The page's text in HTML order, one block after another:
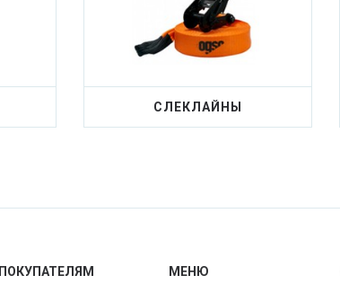
СЛЕКЛАЙНЫ
ПОКУПАТЕЛЯМ МЕНЮ